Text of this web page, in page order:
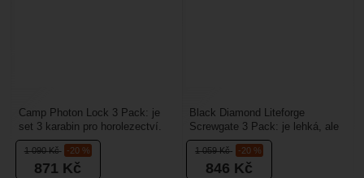
1 090Kč -20 %
871 Kč
Camp Photon Lock 3 Pack: je
set 3 karabin pro horolezectví.
Velmi pěkně navržená
šroubovací horolezecká...
1 059Kč -20 %
846 Kč
Black Diamond Liteforge
Screwgate 3 Pack: je lehká, ale
zároveň klasická déčková
horolezecká karabina...